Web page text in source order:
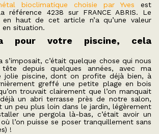
bioclimatique choisie par Yves est
référence 4238 sur FRANCE ABRIS. Le
haut de cet article n’a qu’une valeur
en situation.
pour votre piscine, cela
s’imposait, c’était quelque chose qui nous
depuis quelques années, avec ma
jolie piscine, dont on profite déjà bien, à
greffé une petite plage en bois
trouvait clairement que l’on manquait
un abri terrasse près de notre salon,
un peu plus loin dans le jardin, légèrement
une pergola là-bas, c’était avoir un
l’on puisse se poser tranquillement sans
!